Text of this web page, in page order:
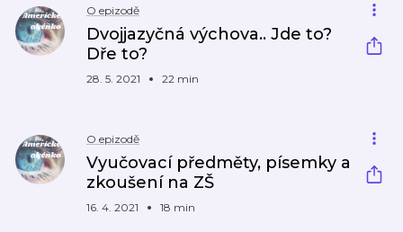
O epizodě
Dvojjazyčná výchova.. Jde to?
Dře to?
28. 5. 2021 22 min
O epizodě
Vyučovací předměty, písemky a
zkoušení na ZŠ
16. 4. 2021 18 min